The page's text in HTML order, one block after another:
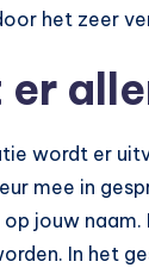
het zeer
wordt er
mee in
op jouw
In het